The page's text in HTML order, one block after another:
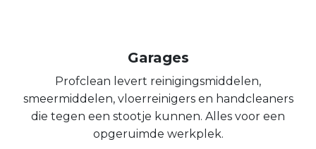
Garages
Profclean levert reinigingsmiddelen,
smeermiddelen, vloerreinigers en handcleaners
die tegen een stootje kunnen. Alles voor een
opgeruimde werkplek.